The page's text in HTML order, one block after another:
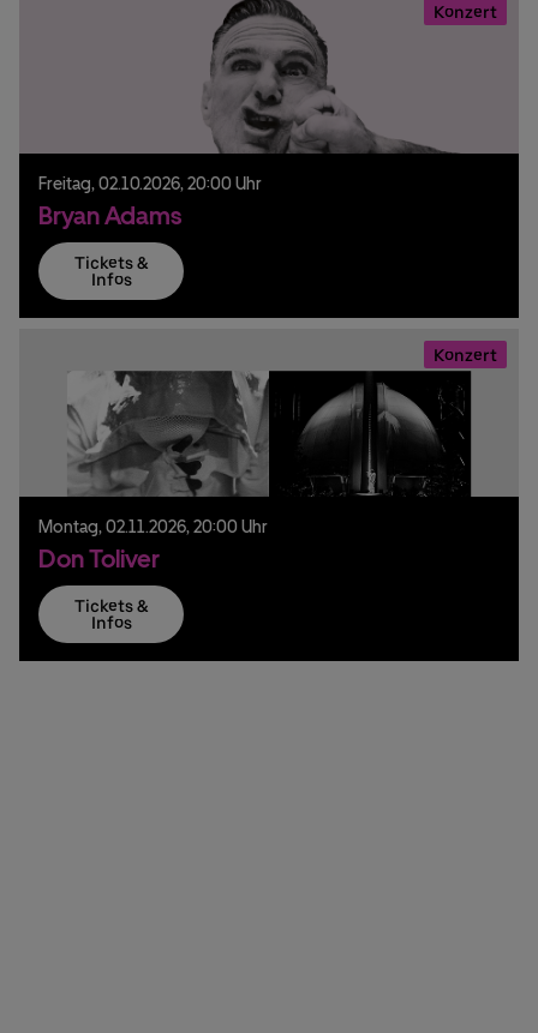
Konzert
Freitag, 02.10.2026, 20:00 Uhr
Bryan Adams
Tickets &
Infos
Konzert
Montag, 02.11.2026, 20:00 Uhr
Don Toliver
Tickets &
Infos